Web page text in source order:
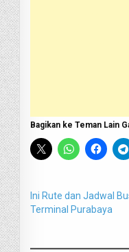
Bagikan ke Teman Lain
Ini Rute dan Jadwal
Terminal Purabaya